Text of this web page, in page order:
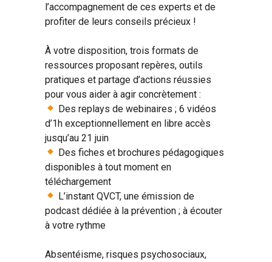
l’accompagnement de ces experts et de
profiter de leurs conseils précieux !
À votre disposition, trois formats de
ressources proposant repères, outils
pratiques et partage d’actions réussies
pour vous aider à agir concrètement :
Des replays de webinaires ; 6 vidéos
d’1h exceptionnellement en libre accès
jusqu’au 21 juin
Des fiches et brochures pédagogiques
disponibles à tout moment en
téléchargement
L’instant QVCT, une émission de
podcast dédiée à la prévention ; à écouter
à votre rythme
Absentéisme, risques psychosociaux,